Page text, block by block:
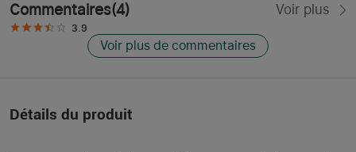
Commentaires(4) Voir plus
3.9
Voir plus de commentaires
Détails du produit